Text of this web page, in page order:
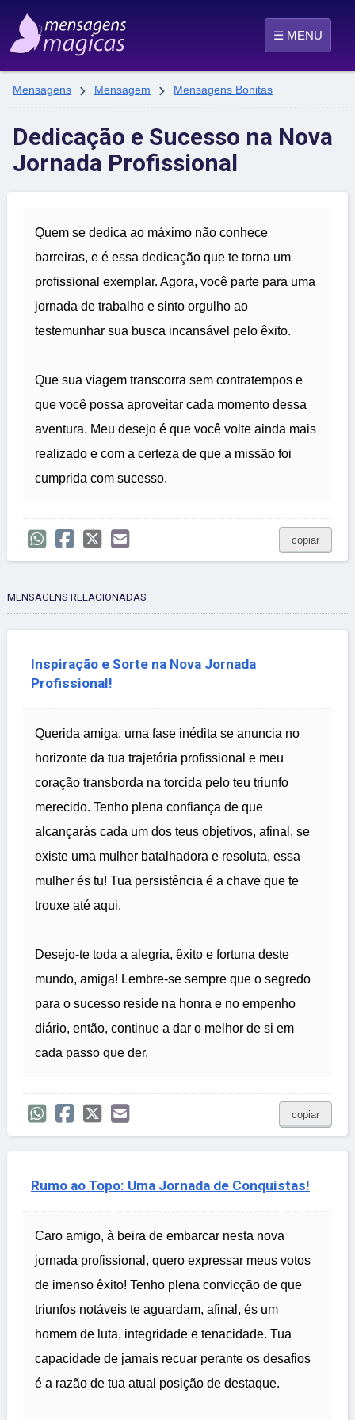
☰ MENU
Mensagens  Mensagem  Mensagens Bonitas
Dedicação e Sucesso na Nova
Jornada Profissional
Quem se dedica ao máximo não conhece
barreiras, e é essa dedicação que te torna um
profissional exemplar. Agora, você parte para uma
jornada de trabalho e sinto orgulho ao
testemunhar sua busca incansável pelo êxito.
Que sua viagem transcorra sem contratempos e
que você possa aproveitar cada momento dessa
aventura. Meu desejo é que você volte ainda mais
realizado e com a certeza de que a missão foi
cumprida com sucesso.
copiar
MENSAGENS RELACIONADAS
Inspiração e Sorte na Nova Jornada
Profissional!
Querida amiga, uma fase inédita se anuncia no
horizonte da tua trajetória profissional e meu
coração transborda na torcida pelo teu triunfo
merecido. Tenho plena confiança de que
alcançarás cada um dos teus objetivos, afinal, se
existe uma mulher batalhadora e resoluta, essa
mulher és tu! Tua persistência é a chave que te
trouxe até aqui.
Desejo-te toda a alegria, êxito e fortuna deste
mundo, amiga! Lembre-se sempre que o segredo
para o sucesso reside na honra e no empenho
diário, então, continue a dar o melhor de si em
cada passo que der.
copiar
Rumo ao Topo: Uma Jornada de Conquistas!
Caro amigo, à beira de embarcar nesta nova
jornada profissional, quero expressar meus votos
de imenso êxito! Tenho plena convicção de que
triunfos notáveis te aguardam, afinal, és um
homem de luta, integridade e tenacidade. Tua
capacidade de jamais recuar perante os desafios
é a razão de tua atual posição de destaque.